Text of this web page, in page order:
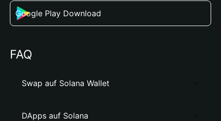
Google Play Download
FAQ
Swap auf Solana Wallet
DApps auf Solana